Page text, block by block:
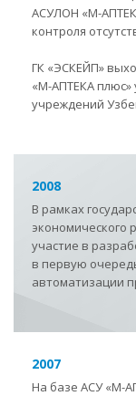
АСУЛОН «М-
контроля
ГК «ЭСКЕЙП»
«М-АПТЕКА плюс»
учреждений
2008
В рамках
экономического
участие в
в первую
автоматизации
2007
На базе АСУ «М-